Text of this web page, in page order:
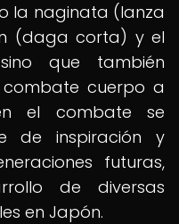
la naginata (lanza
(daga corta) y el
que también
cuerpo a
el combate se
de inspiración y
futuras,
de diversas
en Japón.